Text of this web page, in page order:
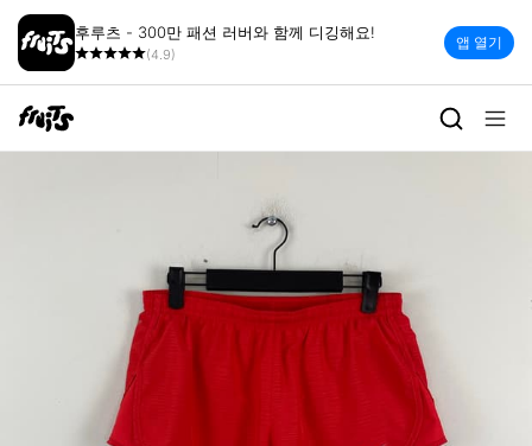
후루츠 - 300만 패션 러버와 함께 디깅해요!
(4.9)
앱 열기